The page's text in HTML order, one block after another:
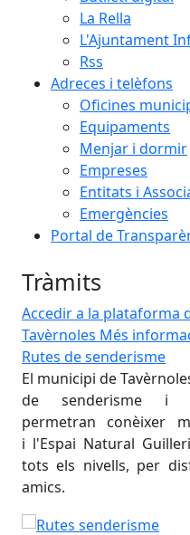
La Rella
L'Ajuntament
Rss
Adreces i telèfons
Oficines
Equipaments
Menjar i dormir
Empreses
Entitats i
Emergències
Portal de
Tràmits
Accedir a la plataforma
Tavèrnoles Més
Rutes de senderisme
El municipi de
de senderisme i
permetran conèixer
i l'Espai Natural
tots els nivells, per
amics.
Rutes de senderisme